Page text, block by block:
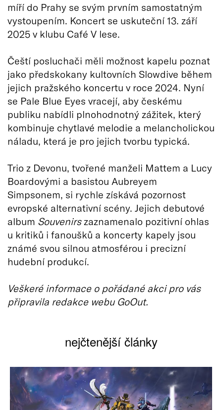
míří do Prahy se svým prvním samostatným
vystoupením. Koncert se uskuteční 13. září
2025 v klubu Café V lese.
Čeští posluchači měli možnost kapelu poznat
jako předskokany kultovních Slowdive během
jejich pražského koncertu v roce 2024. Nyní
se Pale Blue Eyes vracejí, aby českému
publiku nabídli plnohodnotný zážitek, který
kombinuje chytlavé melodie a melancholickou
náladu, která je pro jejich tvorbu typická.
Trio z Devonu, tvořené manželi Mattem a Lucy
Boardovými a basistou Aubreyem
Simpsonem, si rychle získává pozornost
evropské alternativní scény. Jejich debutové
album Souvenirszaznamenalo pozitivní ohlas
u kritiků i fanoušků a koncerty kapely jsou
známé svou silnou atmosférou i precizní
hudební produkcí.
Veškeré informace o pořádané akci pro vás
připravila redakce webu GoOut.
nejčtenější články